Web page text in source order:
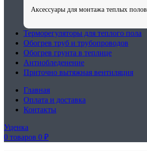
Аксессуары для монтажа теплых полов
Терморегуляторы для теплого пола
Обогрев труб и трубопроводов
Обогрев грунта в теплице
Антиобледенение
Приточно вытяжная вентиляция
Главная
Оплата и доставка
Контакты
Уценка
0 товаров 0 ₽